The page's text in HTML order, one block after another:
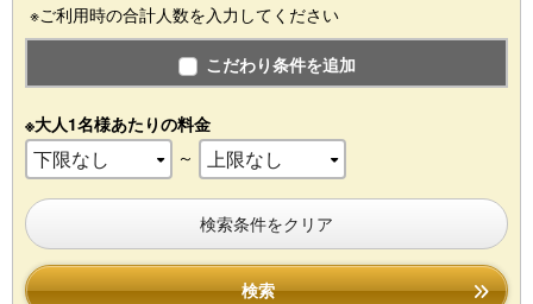
※ご利用時の合計人数を入力してください
こだわり条件を追加
※大人1名様あたりの料金
～
検索条件をクリア
検索